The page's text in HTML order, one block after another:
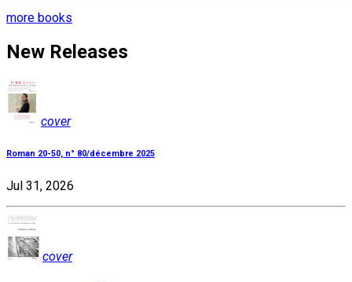
more books
New Releases
cover
Roman 20-50, n° 80/décembre 2025
Jul 31, 2026
cover